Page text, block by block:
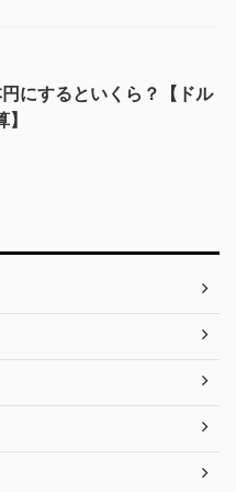
にするといくら？【ドル